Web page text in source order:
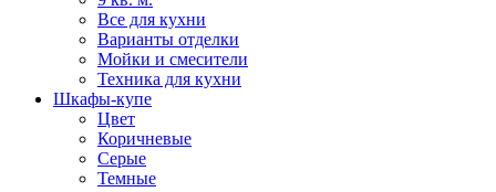
Все для кухни
Варианты отделки
Мойки и смесители
Техника для кухни
Шкафы-купе
Цвет
Коричневые
Серые
Темные